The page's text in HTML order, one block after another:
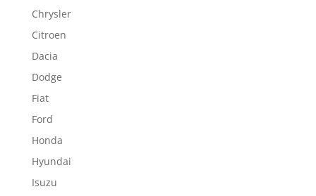
Chrysler
Citroen
Dacia
Dodge
Fiat
Ford
Honda
Hyundai
Isuzu